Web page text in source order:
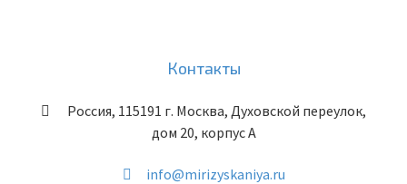
Контакты
Россия, 115191 г. Москва, Духовской переулок,
дом 20, корпус А
info@mirizyskaniya.ru